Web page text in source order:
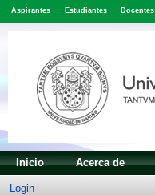
Aspirantes Estudiantes Docentes
Inicio Acerca de
Login